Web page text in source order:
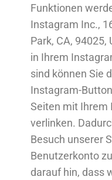
Funktionen
Instagram Inc.,
Park, CA,
in Ihrem
sind können Sie
Instagram-
Seiten mit Ihrem
verlinken.
Besuch unserer
Benutzerkonto
darauf hin, dass